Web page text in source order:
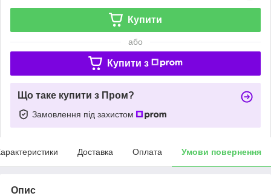
Купити
або
Купити з
Що таке купити з Пром?
Замовлення під захистом
Доставка Оплата Умови повернення
Опис